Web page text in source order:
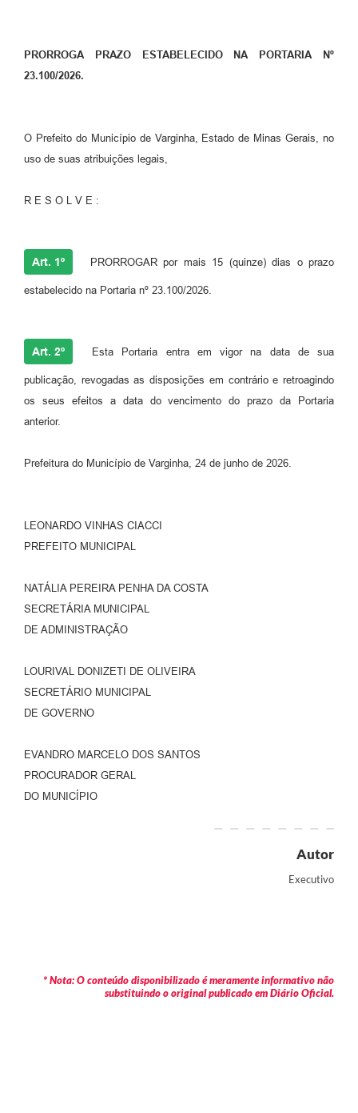
PRORROGA PRAZO ESTABELECIDO NA PORTARIA Nº
23.100/2026.
O Prefeito do Município de Varginha, Estado de Minas Gerais, no
uso de suas atribuições legais,
R E S O L V E :
Art. 1º PRORROGAR por mais 15 (quinze) dias o prazo
estabelecido na Portaria nº 23.100/2026.
Art. 2º Esta Portaria entra em vigor na data de sua
publicação, revogadas as disposições em contrário e retroagindo
os seus efeitos a data do vencimento do prazo da Portaria
anterior.
Prefeitura do Município de Varginha, 24 de junho de 2026.
LEONARDO VINHAS CIACCI
PREFEITO MUNICIPAL
NATÁLIA PEREIRA PENHA DA COSTA
SECRETÁRIA MUNICIPAL
DE ADMINISTRAÇÃO
LOURIVAL DONIZETI DE OLIVEIRA
SECRETÁRIO MUNICIPAL
DE GOVERNO
EVANDRO MARCELO DOS SANTOS
PROCURADOR GERAL
DO MUNICÍPIO
Autor
Executivo
* Nota: O conteúdo disponibilizado é meramente informativo não
substituindo o original publicado em Diário Oficial.